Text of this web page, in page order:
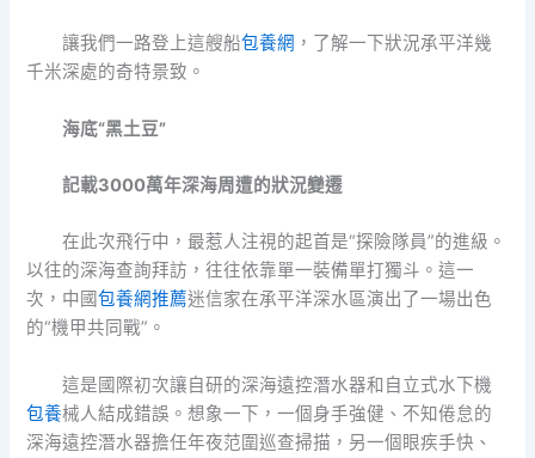
讓我們一路登上這艘船包養網 ，了解一下狀況承平洋幾
千米深處的奇特景致。
海底“黑土豆”
記載3000萬年深海周遭的狀況變遷
在此次飛行中，最惹人注視的起首是“探險隊員”的進級。
以往的深海查詢拜訪，往往依靠單一裝備單打獨斗。這一
次，中國包養網推薦迷信家在承平洋深水區演出了一場出色
的“機甲共同戰”。
這是國際初次讓自研的深海遠控潛水器和自立式水下機
包養械人結成錯誤。想象一下，一個身手強健、不知倦怠的
深海遠控潛水器擔任年夜范圍巡查掃描，另一個眼疾手快、